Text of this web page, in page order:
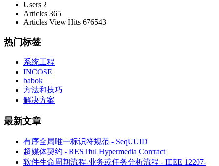
Users 2
Articles 365
Articles View Hits 676543
热门标签
系统工程
INCOSE
babok
方法和技巧
解决方案
最新文章
有序全局唯一标识符规范 - SeqUUID
超媒体契约 - RESTful Hypermedia Contract
软件生命周期流程-业务或任务分析流程 - IEEE 12207-